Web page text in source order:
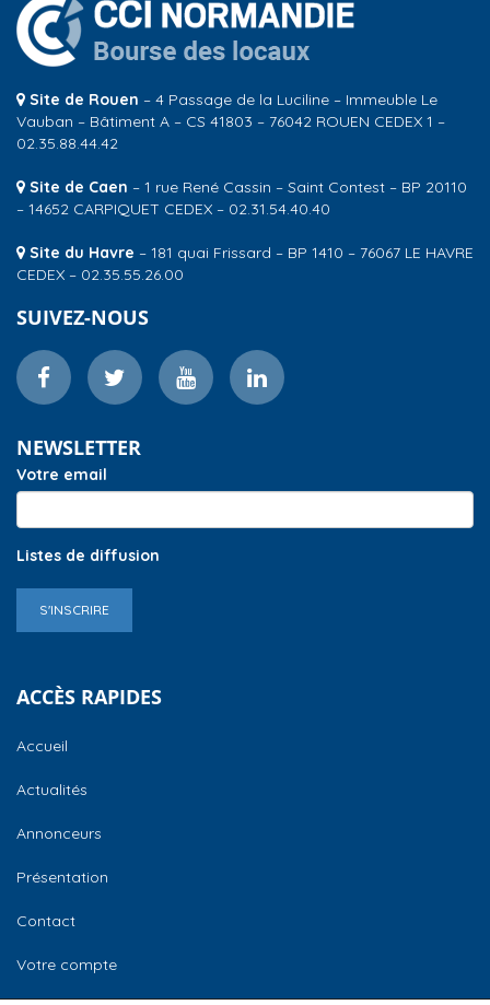
Site de Rouen – 4 Passage de la Luciline – Immeuble Le
Vauban – Bâtiment A – CS 41803 – 76042 ROUEN CEDEX 1 –
02.35.88.44.42
Site de Caen – 1 rue René Cassin – Saint Contest – BP 20110
– 14652 CARPIQUET CEDEX – 02.31.54.40.40
Site du Havre – 181 quai Frissard – BP 1410 – 76067 LE HAVRE
CEDEX – 02.35.55.26.00
SUIVEZ-NOUS
NEWSLETTER
Votre email
Listes de diffusion
S'INSCRIRE
ACCÈS RAPIDES
Accueil
Actualités
Annonceurs
Présentation
Contact
Votre compte